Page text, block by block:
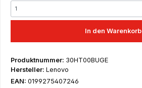
In den Warenkorb
Produktnummer: 30HT00BUGE
Hersteller: Lenovo
EAN: 0199275407246